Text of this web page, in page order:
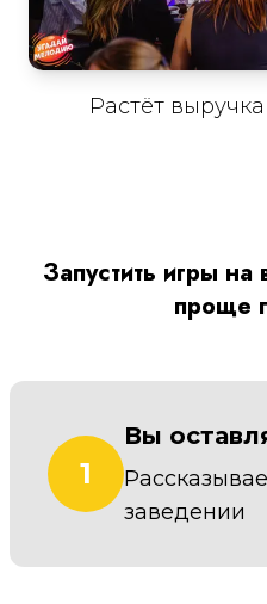
Растёт
Запустить игры
проще
1
Вы
заведении